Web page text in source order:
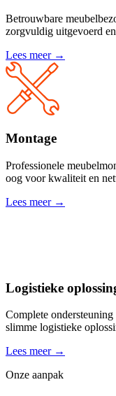
Betrouwbare
zorgvuldig uitgevoerd
Lees meer →
Montage
Professionele
oog voor kwaliteit en
Lees meer →
Logistieke
Complete
slimme logistieke
Lees meer →
Onze aanpak